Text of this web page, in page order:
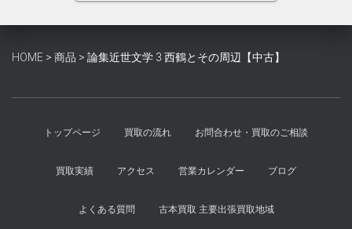
¥5,000
し
は
で
HOME > 商品 > 論集近世文学 3 西鶴とその周辺【中古】
トップページ 買取の流れ お問合わせ・買取のご相談
買取実績 アクセス 営業カレンダー ブログ
よくある質問 古本買取 主要出張買取地域